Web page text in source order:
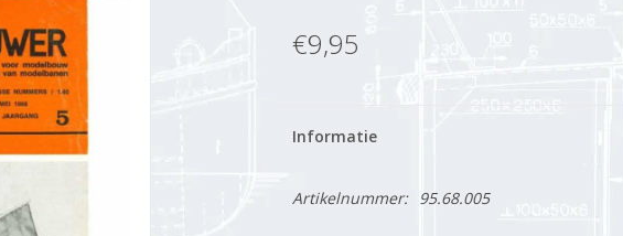
€9,95
Informatie
Artikelnummer: 95.68.005